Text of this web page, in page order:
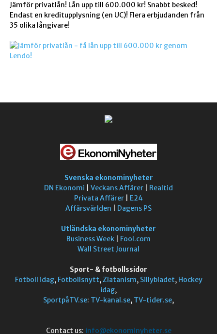
Jämför privatlån! Lån upp till 600.000 kr! Snabbt besked!
Endast en kreditupplysning (en UC)! Flera erbjudanden från
35 olika långivare!
Svenska ekonominyheter
DN Ekonomi
Veckans Affärer
Realtid
Privata Affärer
E24
Affärsvärlden
Dagens PS
Utländska ekonominyheter
Business Week
Fool.com
Wall Street Journal
Sport- & fotbollssidor
Fotboll idag, Fotbollsnytt,Zlatanism, Sillybladet, Hockey
idag,
SportpåTV.se: TV-kanal.se, TV-tider.se,
Contact us: info@ekonominyheter.se